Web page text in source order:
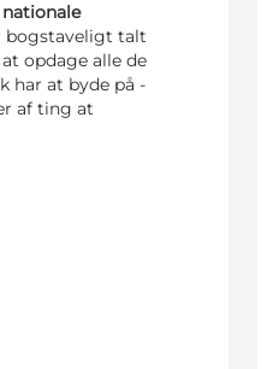
bogstaveligt talt
opdage alle de
har at byde på -
af ting at